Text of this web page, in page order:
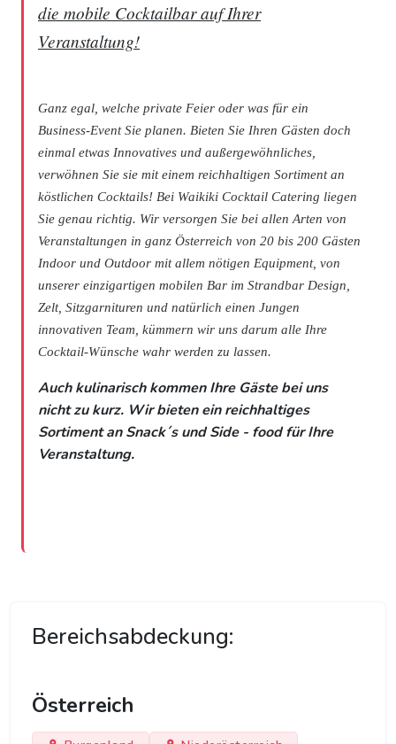
die mobile Cocktailbar auf Ihrer
Veranstaltung!
Ganz egal, welche private Feier oder was für ein
Business-Event Sie planen. Bieten Sie Ihren Gästen doch
einmal etwas Innovatives und außergewöhnliches,
verwöhnen Sie sie mit einem reichhaltigen Sortiment an
köstlichen Cocktails! Bei Waikiki Cocktail Catering liegen
Sie genau richtig. Wir versorgen Sie bei allen Arten von
Veranstaltungen in ganz Österreich von 20 bis 200 Gästen
Indoor und Outdoor mitallem nötigen Equipment, von
unserer einzigartigen mobilen Bar im Strandbar Design,
Zelt, Sitzgarnituren und natürlich einen Jungen
innovativen Team, kümmern wir uns darum alle Ihre
Cocktail-Wünsche wahr werden zu lassen.
Auch kulinarisch kommen Ihre Gäste bei uns
nicht zu kurz. Wir bieten ein reichhaltiges
Sortiment an Snack´s und Side - food für Ihre
Veranstaltung.
Bereichsabdeckung:
Österreich